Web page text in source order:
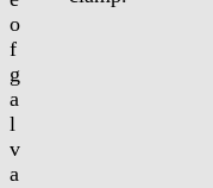
o
f
g
a
l
v
a